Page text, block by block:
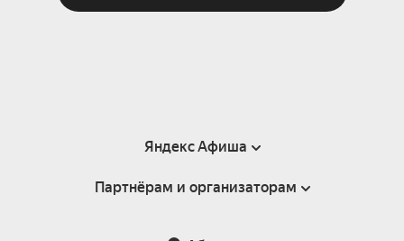
Яндекс Афиша
Справка
Партнёрам и организаторам